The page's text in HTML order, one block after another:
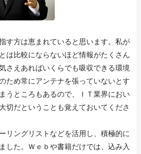
す方は恵まれていると思います。私が
は比較にならないほど情報がたくさん
さえあればいくらでも吸収できる環境
ため常にアンテナを張っていないとす
うところもあるので、ＩＴ業界におい
切だということも覚えておいてくださ
リングリストなどを活用し、積極的に
した。Ｗｅｂや書籍だけでは、込み入